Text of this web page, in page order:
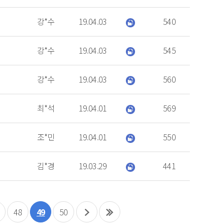
강*수 19.04.03 540
강*수 19.04.03 545
강*수 19.04.03 560
최*석 19.04.01 569
조*민 19.04.01 550
김*경 19.03.29 441
48 49 50